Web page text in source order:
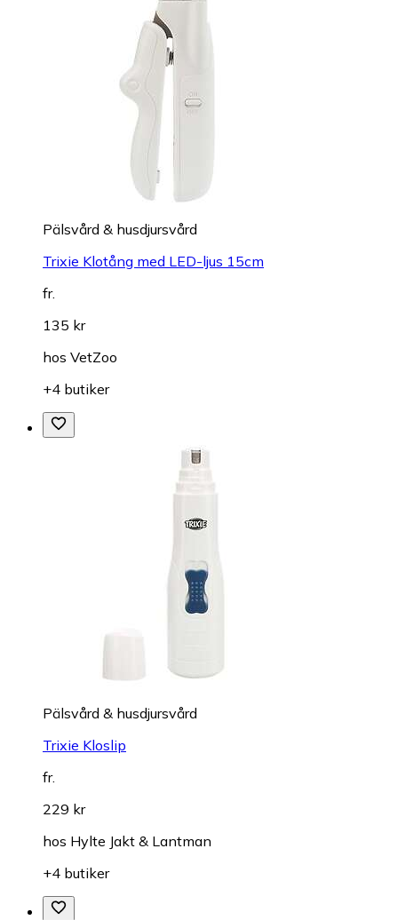
Pälsvård & husdjursvård
Trixie Klotång med LED-ljus 15cm
fr.
135 kr
hos VetZoo
+4 butiker
Pälsvård & husdjursvård
Trixie Kloslip
fr.
229 kr
hos Hylte Jakt & Lantman
+4 butiker